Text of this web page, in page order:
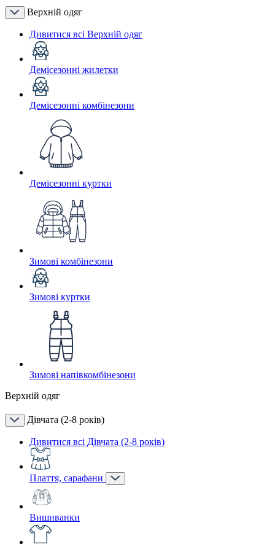
Верхній одяг
Дивитися всі Верхній одяг
Демісезонні жилетки
Демісезонні комбінезони
Демісезонні куртки
Зимові комбінезони
Зимові куртки
Зимові напівкомбінезони
Верхній одяг
Дівчата (2-8 років)
Дивитися всі Дівчата (2-8 років)
Плаття, сарафани
Вишиванки